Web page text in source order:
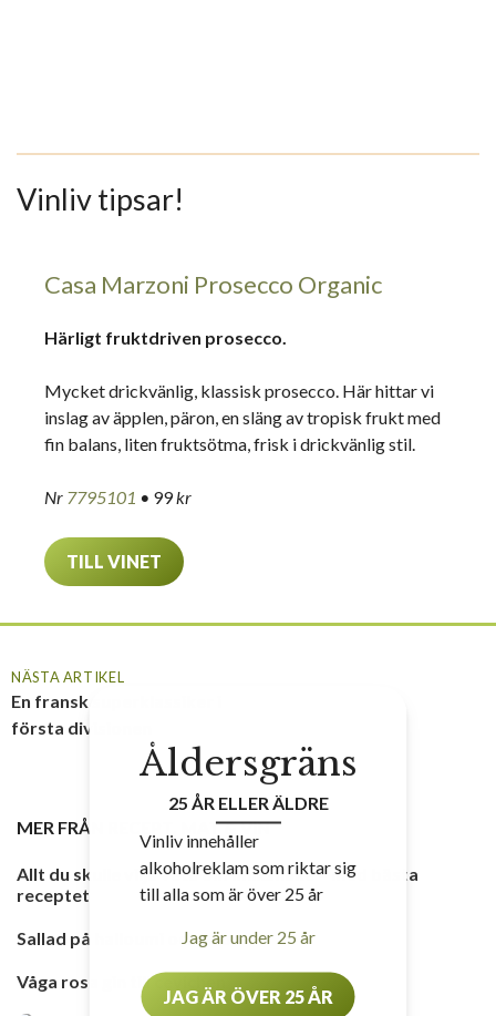
Vinliv tipsar!
Casa Marzoni Prosecco Organic
Härligt fruktdriven prosecco.
Mycket drickvänlig, klassisk prosecco. Här hittar vi
inslag av äpplen, päron, en släng av tropisk frukt med
fin balans, liten fruktsötma, frisk i drickvänlig stil.
Nr 7795101 • 99kr
TILL VINET
NÄSTA ARTIKEL
En fransk superklassiker i
första divisionen
MER FRÅN MAT & VIN
Allt du skulle vilja veta om milkshake – med bästa
receptet
Sallad på halloumi och fikon
Våga rosa gin till cevichen
Åldersgräns
25 ÅR ELLER ÄLDRE
Vinliv innehåller
alkoholreklam som riktar sig
till alla som är över 25 år
Jag är under 25 år
JAG ÄR ÖVER 25 ÅR